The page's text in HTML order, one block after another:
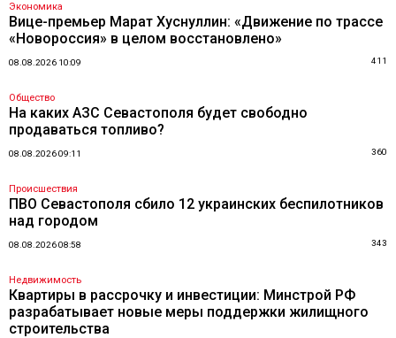
Экономика
Вице-премьер Марат Хуснуллин: «Движение по трассе
«Новороссия» в целом восстановлено»
08.08.2026 10:09 411
Общество
На каких АЗС Севастополя будет свободно
продаваться топливо?
08.08.2026 09:11 360
Происшествия
ПВО Севастополя сбило 12 украинских беспилотников
над городом
08.08.2026 08:58 343
Недвижимость
Квартиры в рассрочку и инвестиции: Минстрой РФ
разрабатывает новые меры поддержки жилищного
строительства